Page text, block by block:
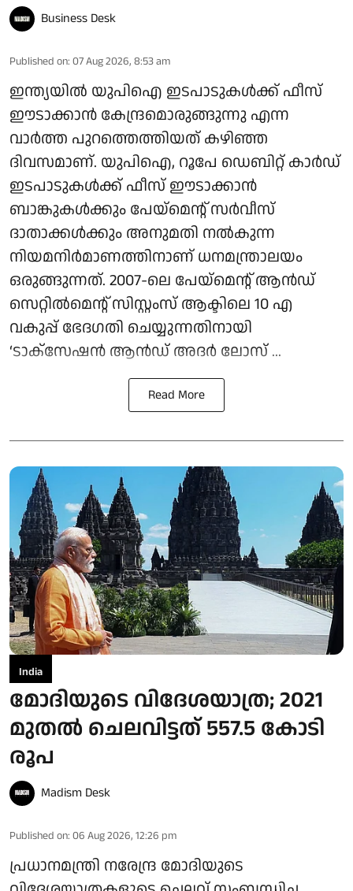
Business Desk
Published on: 07 Aug 2026, 8:53 am
ഇന്ത്യയിൽ യുപിഐ ഇടപാടുകൾക്ക് ഫീസ്
ഈടാക്കാൻ കേന്ദ്രമൊരുങ്ങുന്നു എന്ന
വാർത്ത പുറത്തെത്തിയത് കഴിഞ്ഞ
ദിവസമാണ്. യുപിഐ, റൂപേ ഡെബിറ്റ് കാർഡ്
ഇടപാടുകൾക്ക് ഫീസ് ഈടാക്കാൻ
ബാങ്കുകൾക്കും പേയ്മെന്റ് സർവീസ്
ദാതാക്കൾക്കും അനുമതി നൽകുന്ന
നിയമനിർമാണത്തിനാണ് ധനമന്ത്രാലയം
ഒരുങ്ങുന്നത്. 2007-ലെ പേയ്‌മെന്റ് ആന്‍ഡ്
സെറ്റില്‍മെന്റ് സിസ്റ്റംസ് ആക്ടിലെ 10 എ
വകുപ്പ് ഭേദഗതി ചെയ്യുന്നതിനായി
‘ടാക്‌സേഷന്‍ ആന്‍ഡ് അദര്‍ ലോസ് ...
Read More
India
മോദിയുടെ വിദേശയാത്ര; 2021
മുതല്‍ ചെലവിട്ടത് 557.5 കോടി
രൂപ
Madism Desk
Published on: 06 Aug 2026, 12:26 pm
പ്രധാനമന്ത്രി നരേന്ദ്ര മോദിയുടെ